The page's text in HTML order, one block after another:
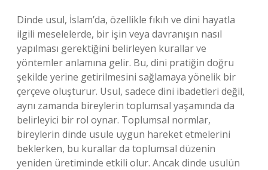
Dinde usul, İslam’da, özellikle fıkıh ve dini hayatla
ilgili meselelerde, bir işin veya davranışın nasıl
yapılması gerektiğini belirleyen kurallar ve
yöntemler anlamına gelir. Bu, dini pratiğin doğru
şekilde yerine getirilmesini sağlamaya yönelik bir
çerçeve oluşturur. Usul, sadece dini ibadetleri değil,
aynı zamanda bireylerin toplumsal yaşamında da
belirleyici bir rol oynar. Toplumsal normlar,
bireylerin dinde usule uygun hareket etmelerini
beklerken, bu kurallar da toplumsal düzenin
yeniden üretiminde etkili olur. Ancak dinde usulün